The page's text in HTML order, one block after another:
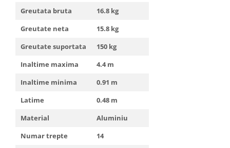
Greutata bruta
16.8 kg
Greutate neta
15.8 kg
Greutate suportata
150 kg
Inaltime maxima
4.4 m
Inaltime minima
0.91 m
Latime
0.48 m
Material
Aluminiu
Numar trepte
14